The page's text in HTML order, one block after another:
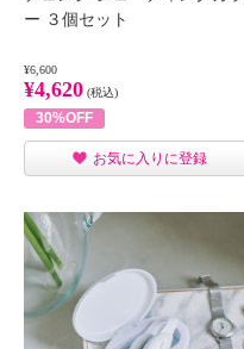
ー ３個セット
¥6,600
¥4,620 (税込)
30%OFF
お気に入りに登録